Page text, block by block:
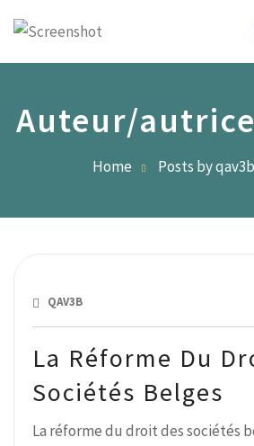
Auteur/
Home Posts by qav3b
La Réforme Du
Sociétés Belges
QAV3B
La réforme du droit des sociétés